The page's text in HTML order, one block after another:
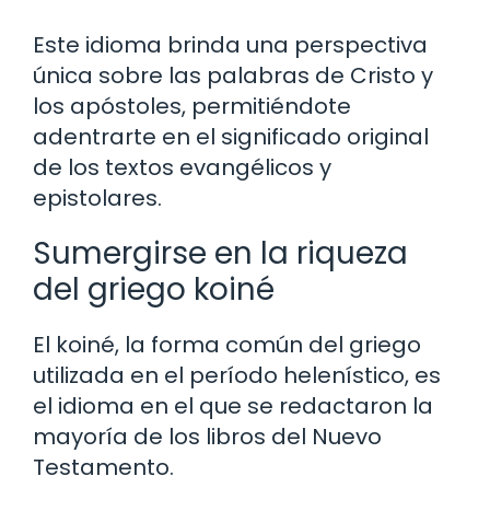
Este idioma brinda una perspectiva
única sobre las palabras de Cristo y
los apóstoles, permitiéndote
adentrarte en el significado original
de los textos evangélicos y
epistolares.
Sumergirse en la riqueza
del griego koiné
El koiné, la forma común del griego
utilizada en el período helenístico, es
el idioma en el que se redactaron la
mayoría de los libros del Nuevo
Testamento.